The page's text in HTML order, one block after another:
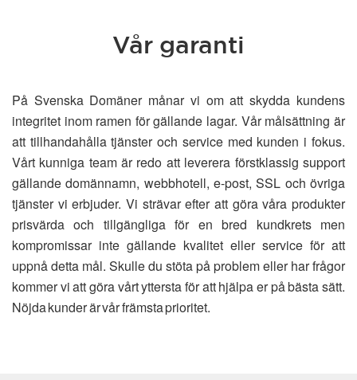
Vår garanti
På Svenska Domäner månar vi om att skydda kundens
integritet inom ramen för gällande lagar. Vår målsättning är
att tillhandahålla tjänster och service med kunden i fokus.
Vårt kunniga team är redo att leverera förstklassig support
gällande domännamn, webbhotell, e-post, SSL och övriga
tjänster vi erbjuder. Vi strävar efter att göra våra produkter
prisvärda och tillgängliga för en bred kundkrets men
kompromissar inte gällande kvalitet eller service för att
uppnå detta mål. Skulle du stöta på problem eller har frågor
kommer vi att göra vårt yttersta för att hjälpa er på bästa sätt.
Nöjda kunder är vår främsta prioritet.